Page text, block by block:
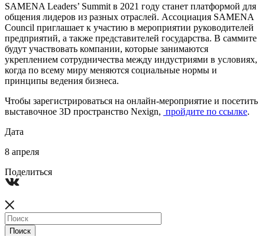
SAMENA Leaders’ Summit в 2021 году станет платформой для
общения лидеров из разных отраслей. Ассоциация SAMENA
Council приглашает к участию в мероприятии руководителей
предприятий, а также представителей государства. В саммите
будут участвовать компании, которые занимаются
укреплением сотрудничества между индустриями в условиях,
когда по всему миру меняются социальные нормы и
принципы ведения бизнеса.
Чтобы зарегистрироваться на онлайн-мероприятие и посетить
выставочное 3D пространство Nexign, пройдите по ссылке.
Дата
8 апреля
Поделиться